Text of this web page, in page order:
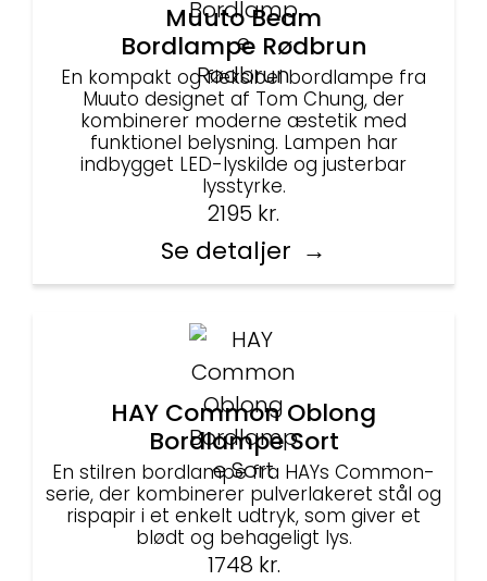
Muuto Beam
Bordlampe Rødbrun
En kompakt og fleksibel bordlampe fra
Muuto designet af Tom Chung, der
kombinerer moderne æstetik med
funktionel belysning. Lampen har
indbygget LED-lyskilde og justerbar
lysstyrke.
2195 kr.
Se detaljer
HAY Common Oblong
Bordlampe Sort
En stilren bordlampe fra HAYs Common-
serie, der kombinerer pulverlakeret stål og
rispapir i et enkelt udtryk, som giver et
blødt og behageligt lys.
1748 kr.